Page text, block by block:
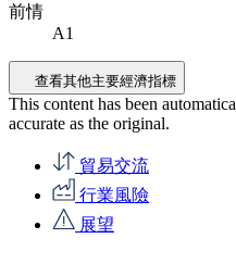
前情
A1
查看其他主要經濟指標
This content has been
accurate as the original.
貿易交流
行業風險
展望